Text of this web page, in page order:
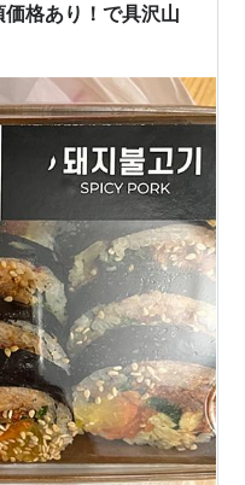
格あり！で具沢山